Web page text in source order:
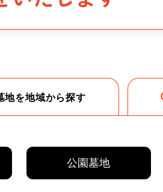
地を地域から探す
公園墓地